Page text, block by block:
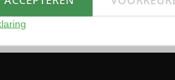
woningen